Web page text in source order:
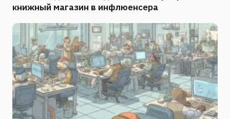
книжный магазин в инфлюенсера